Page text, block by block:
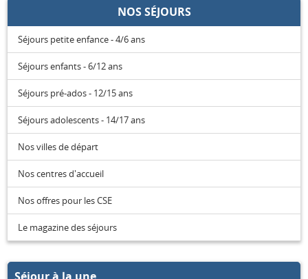
NOS SÉJOURS
Séjours petite enfance - 4/6 ans
Séjours enfants - 6/12 ans
Séjours pré-ados - 12/15 ans
Séjours adolescents - 14/17 ans
Nos villes de départ
Nos centres d'accueil
Nos offres pour les CSE
Le magazine des séjours